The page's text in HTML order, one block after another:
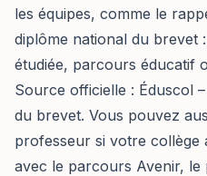
les équipes, comme le
diplôme national du
étudiée, parcours éducatif
Source officielle : Éduscol
du brevet. Vous pouvez
professeur si votre collège
avec le parcours Avenir,